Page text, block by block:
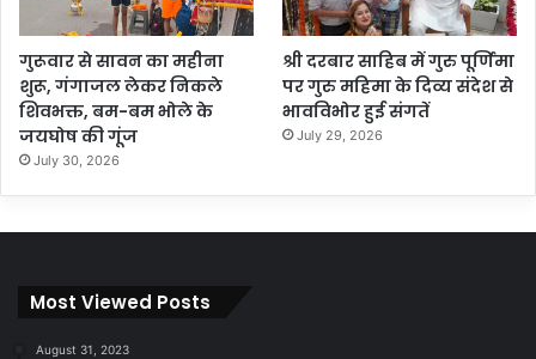
गुरूवार से सावन का महीना
शुरू, गंगाजल लेकर निकले
शिवभक्त, बम-बम भोले के
जयघोष की गूंज
July 30, 2026
श्री दरबार साहिब में गुरु पूर्णिमा
पर गुरु महिमा के दिव्य संदेश से
भावविभोर हुई संगतें
July 29, 2026
Most Viewed Posts
August 31, 2023